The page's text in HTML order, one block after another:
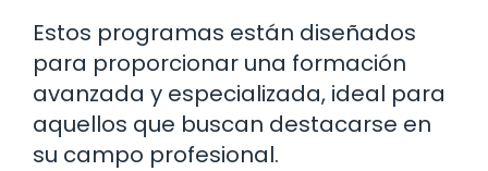
Estos programas están diseñados
para proporcionar una formación
avanzada y especializada, ideal para
aquellos que buscan destacarse en
su campo profesional.